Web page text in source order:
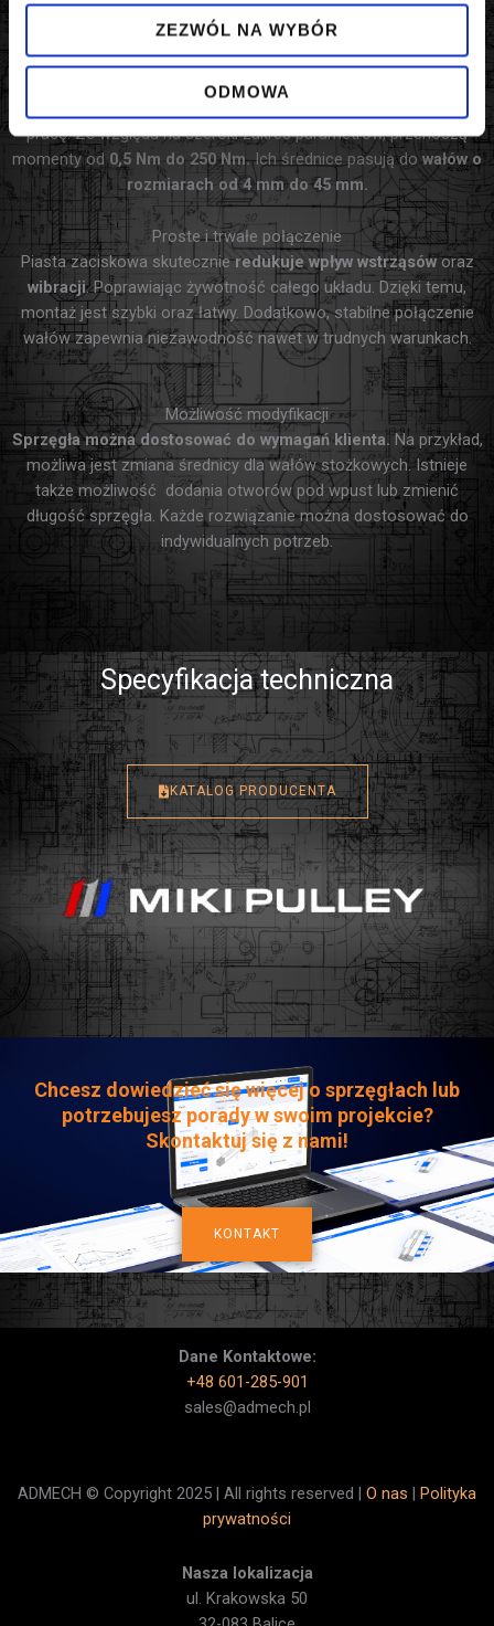
ZEZWÓL NA WYBÓR
ODMOWA
Precyzyjne sprzęgła aluminiowe wyróżniają się niską
bezwładnością oraz dużą sztywnością skrętną. Stosuje się je
głównie w aplikacjach wymagających precyzji. Na przykład,
idalnie sprawdzają się w układach napędowych z silnikami serwo.
pracę. Ze względu na szeroki zakres parametrów, przenoszą
momenty od 0,5 Nm do 250 Nm.Ich średnice pasują do wałów o
rozmiarach od 4 mm do 45 mm.
Proste i trwałe połączenie
Piasta zaciskowa skutecznieredukuje wpływ wstrząsóworaz
wibracji. Poprawiając żywotność całego układu. Dzięki temu,
montaż jest szybki oraz łatwy. Dodatkowo, stabilne połączenie
wałów zapewnia niezawodność nawet w trudnych warunkach.
Możliwość modyfikacji
Sprzęgła można dostosować do wymagań klienta.Na przykład,
możliwa jest zmiana średnicy dla wałów stożkowych. Istnieje
także możliwość dodania otworów pod wpust lub zmienić
długość sprzęgła. Każde rozwiązanie można dostosować do
indywidualnych potrzeb.
Specyfikacja techniczna
KATALOG PRODUCENTA
Chcesz dowiedzieć się więcej o sprzęgłach lub
potrzebujesz porady w swoim projekcie?
Skontaktuj się z nami!
KONTAKT
Dane Kontaktowe:
+48 601-285-901
sales@admech.pl
ADMECH © Copyright 2025 | All rights reserved | O nas | Polityka
prywatności
Nasza lokalizacja
ul. Krakowska 50